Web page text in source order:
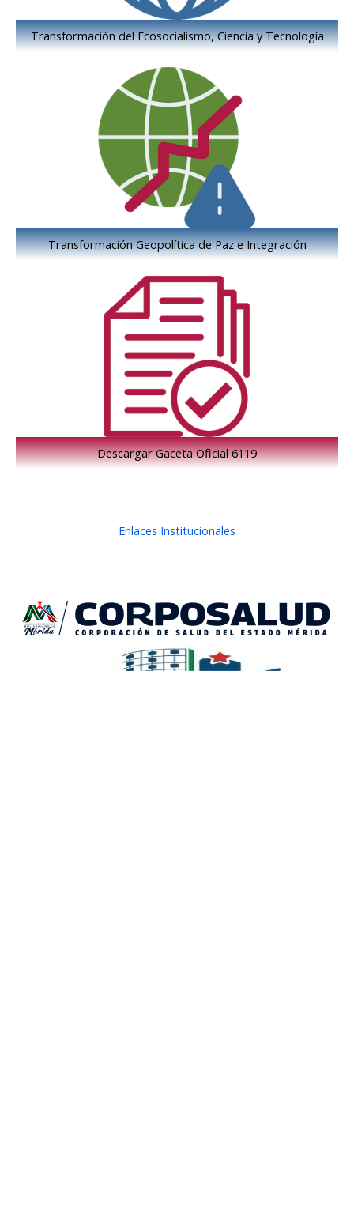
Transformación del Ecosocialismo, Ciencia y Tecnología
Transformación Geopolítica de Paz e Integración
Descargar Gaceta Oficial 6119
Enlaces Institucionales